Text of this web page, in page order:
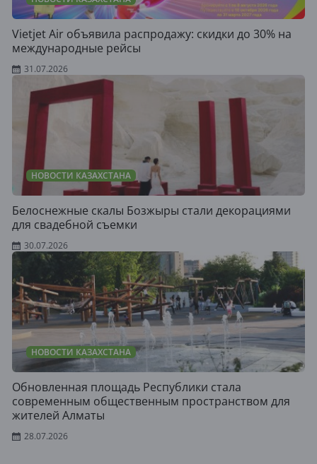
Vietjet Air объявила распродажу: скидки до 30% на
международные рейсы
31.07.2026
НОВОСТИ КАЗАХСТАНА
Белоснежные скалы Бозжыры стали декорациями
для свадебной съемки
30.07.2026
НОВОСТИ КАЗАХСТАНА
Обновленная площадь Республики стала
современным общественным пространством для
жителей Алматы
28.07.2026